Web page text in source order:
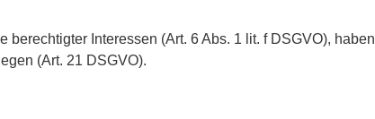
Interessen (Art. 6 Abs. 1 lit. f DSGVO), haben
(Art. 21 DSGVO).